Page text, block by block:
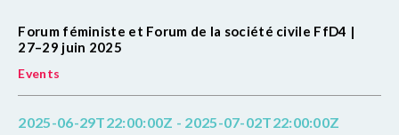
Forum féministe et Forum de la société civile FfD4 |
27–29 juin 2025
Events
2025-06-29T22:00:00Z - 2025-07-02T22:00:00Z